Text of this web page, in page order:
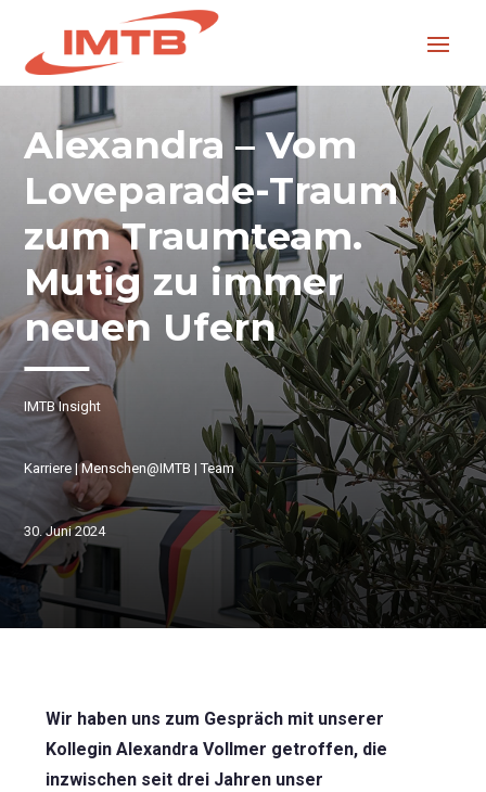
Alexandra – Vom
Loveparade-Traum
zum Traumteam.
Mutig zu immer
neuen Ufern
IMTB Insight
Karriere |Menschen@IMTB |Team
30. Juni 2024
Wir haben uns zum Gespräch mit unserer
Kollegin Alexandra Vollmer getroffen, die
inzwischen seit drei Jahren unser